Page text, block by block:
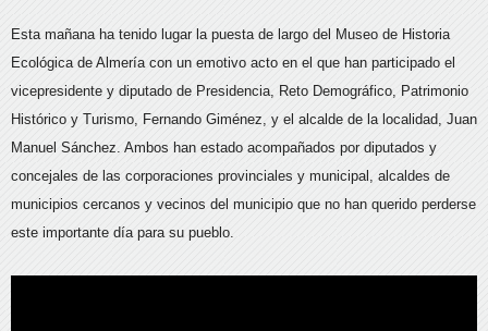
Esta mañana ha tenido lugar la puesta de largo del Museo de Historia
Ecológica de Almería con un emotivo acto en el que han participado el
vicepresidente y diputado de Presidencia, Reto Demográfico, Patrimonio
Histórico y Turismo, Fernando Giménez, y el alcalde de la localidad, Juan
Manuel Sánchez. Ambos han estado acompañados por diputados y
concejales de las corporaciones provinciales y municipal, alcaldes de
municipios cercanos y vecinos del municipio que no han querido perderse
este importante día para su pueblo.